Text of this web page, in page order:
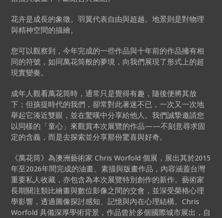
花卉是成長的象徵。羽翼代表自由與超越。地景則是對物理
與精神空間的描繪。
您可以觀察到，今年完成的一些作品與十年前的作品擁有相
同的符號，如同萬花筒般的夢境，向我們展現了形式上的超
現實變奏。
成年人觀看萬花筒時，通常只是覺得有趣，隨後便將其放
下；但孩提時代的我們，卻常對此著迷不已，一次又一次地
舉起它湊近雙眼，並在驚嘆中分享給他人。我們誠摯邀請您
以同樣的「童心」來觀賞本次展覽的作品——不刻意尋求固
定的含義，而是去探索並分享那份驚喜與好奇。
《萬花筒》為澳洲藝術家 Chris Worfold 個展，展出其於2015
年至2026年間完成的油畫、素描與版畫作品，內容涵蓋台灣
重要私人收藏，亦包含為本次展覽特別創作的新作。藝術家
長期關注類比繪畫與數位影像之間的交會，並深受榮格心理
學影響，透過圖像探討感知、記憶與內在心理結構。Chris
Worfold 具備深厚學術背景，作品曾於多個國際城市展出，自